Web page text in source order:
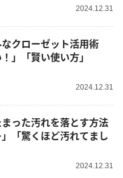
2024.12.31
クローゼット活用術
」「賢い使い方」
2024.12.31
った汚れを落とす方法
「驚くほど汚れてまし
2024.12.31